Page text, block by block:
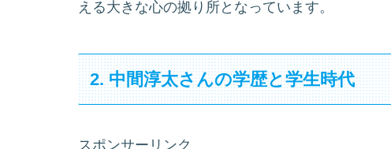
える大きな心の拠り所となっています。
2. 中間淳太さんの学歴と学生時代
スポンサーリンク